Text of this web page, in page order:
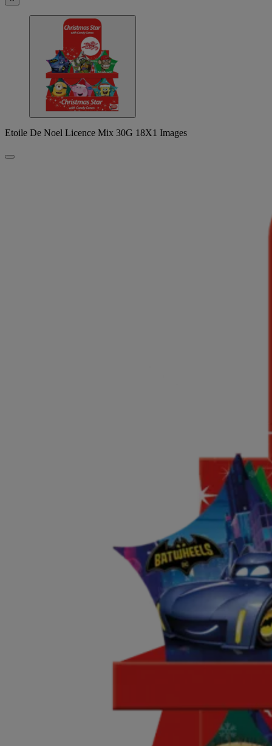
Etoile De Noel Licence Mix 30G 18X1 Images